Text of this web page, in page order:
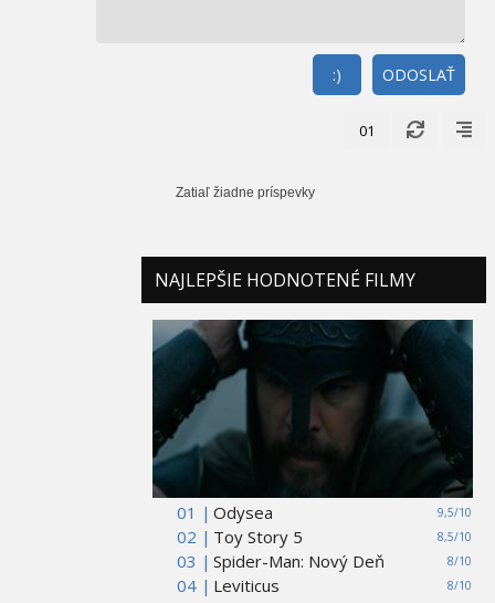
ODOSLAŤ
:)
01
Zatiaľ žiadne príspevky
NAJLEPŠIE HODNOTENÉ FILMY
01 | 9,5/10
Odysea
02 |
8,5/10
Toy Story 5
03 |
8/10
Spider-Man: Nový Deň
04 |
8/10
Leviticus